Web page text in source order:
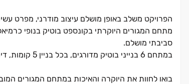
הפרויקט משלב באופן מושלם עיצוב מודרני, מפרט
מתחם המגורים היוקרתי בקונספט בוטיק בנופי
סביבתי מושלם.
במתחם ‏6 בנייני בוטיק מדורגים, בכל בניין ‏5 קומות, דירות ומרפסות מרווחות בתמהיל של ‏3, ‏4, ‏4.5, ‏5 חדרים, דירות גן ופנטהאוזים.
בואו לחוות את היוקרה והאיכות במתחם המגורים